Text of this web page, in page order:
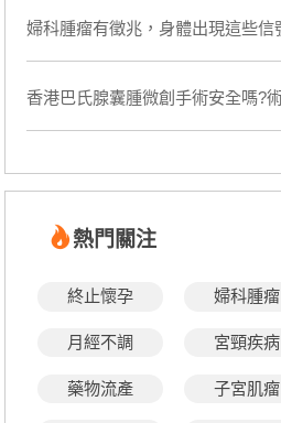
婦科腫瘤有徵兆，身體出現這些信
香港巴氏腺囊腫微創手術安全嗎?
熱門關注
終止懷孕 婦科腫瘤
月經不調 宮頸疾病
藥物流產 子宮肌瘤